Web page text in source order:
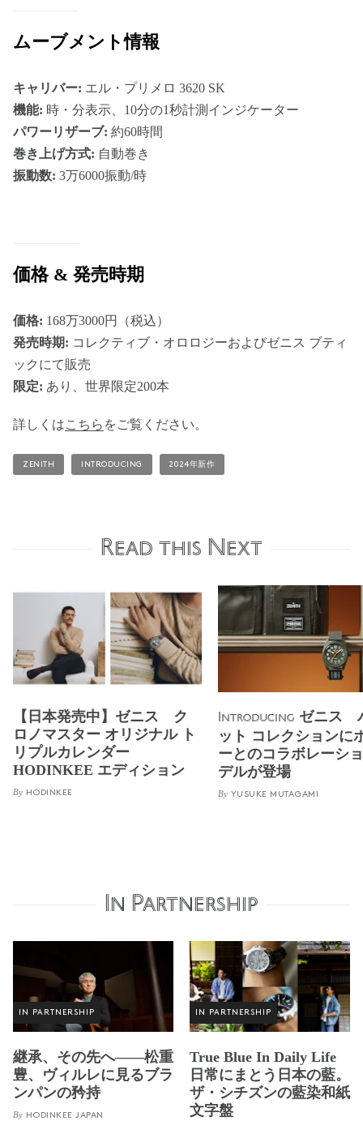
ムーブメント情報
キャリバー: エル・プリメロ 3620 SK
機能: 時・分表示、10分の1秒計測インジケーター
パワーリザーブ: 約60時間
巻き上げ方式: 自動巻き
振動数: 3万6000振動/時
価格 & 発売時期
価格: 168万3000円（税込）
発売時期: コレクティブ・オロロジーおよびゼニス ブティ
ックにて販売
限定: あり、世界限定200本
詳しくはこちら をご覧ください。
ZENITH INTRODUCING 2024年新作
Read this Next
【日本発売中】ゼニス ク
ロノマスター オリジナル ト
リプルカレンダー
HODINKEE エディション
By HODINKEE
Introducing ゼニス
ット コレクションに
ーとのコラボレーシ
デルが登場
By YUSUKE MUTAGAMI
In Partnership
IN PARTNERSHIP
継承、その先へ——松重
豊、ヴィルレに見るブラ
ンパンの矜持
By HODINKEE JAPAN
IN PARTNERSHIP
True Blue In Daily Life
日常にまとう日本の藍。
ザ・シチズンの藍染和紙
文字盤